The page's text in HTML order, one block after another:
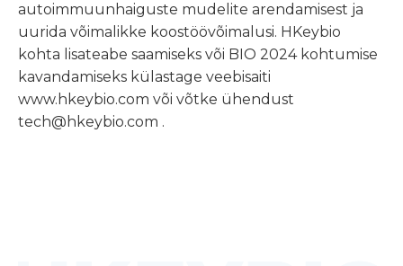
autoimmuunhaiguste mudelite arendamisest ja
uurida võimalikke koostöövõimalusi. HKeybio
kohta lisateabe saamiseks või BIO 2024 kohtumise
kavandamiseks külastage veebisaiti
www.hkeybio.com või võtke ühendust
tech@hkeybio.com .